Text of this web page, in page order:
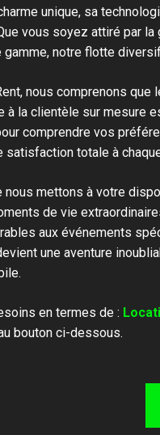
unique, sa
vous soyez attiré par
gamme, notre flotte
nous comprenons
à la clientèle sur mesure
comprendre vos
satisfaction totale à
nous mettons à votre
de vie
aux événements
une aventure
en termes de :
bouton ci-dessous.